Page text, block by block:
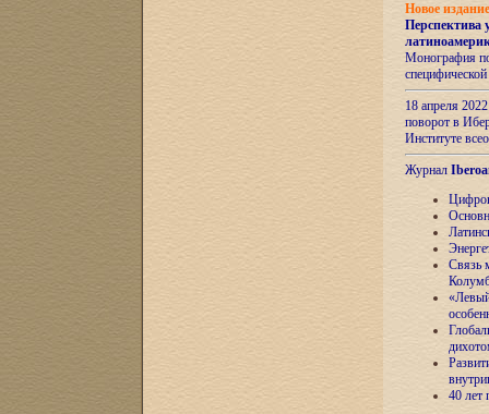
Новое
Перспектива
Монография
18 апреля
поворот в
Институте
Журнал
Связь
40 лет